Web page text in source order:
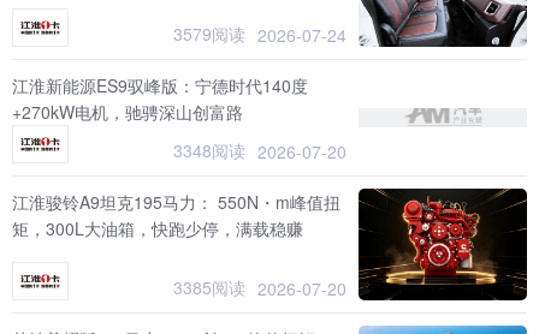
3579阅读 2026-07-24
江淮新能源ES9驭峰版：宁德时代140度
+270kW电机，驰骋深山创富路
3348阅读 2026-07-20
江淮骏铃A9坦克195马力： 550N・m峰值扭
矩，300L大油箱，快跑少停，满载稳赚
3385阅读 2026-07-20